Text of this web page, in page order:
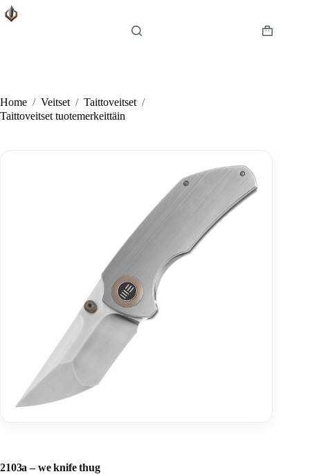
Skip
to
Shopping
Home / Veitset / Taittoveitset /
Taittoveitset tuotemerkeittäin
2103a – we knife thug